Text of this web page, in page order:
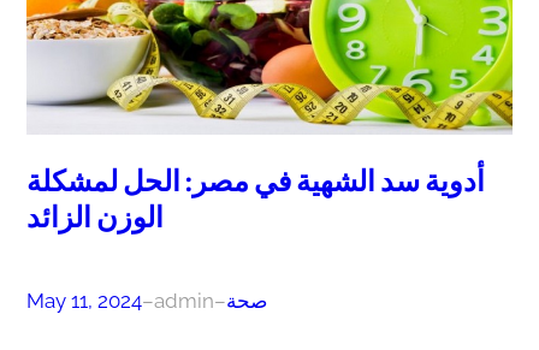
أدوية سد الشهية في مصر: الحل لمشكلة
الوزن الزائد
May 11, 2024–admin–صحة